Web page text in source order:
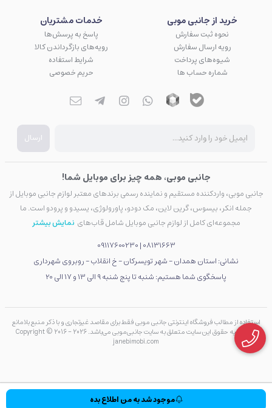
موجود شد به من اطلاع بده
خرید از جانبی موبی
نحوه ثبت سفارش
رویه ارسال سفارش
شیوه‌های پرداخت
شماره حساب ها
خدمات مشتریان
پاسخ به پرسش‌ها
رویه‌های بازگرداندن کالا
شرایط استفاده
حریم خصوصی
ارسال
جانبی موبی، همه چیز برای موبایل شما!
جانبی موبی، واردکننده مستقیم و نماینده رسمی برندهای معتبر لوازم جانبی موبایل از
جمله انکر، بیسوس، گرین لاین، مک دودو، پاورولوژی، یسیدو و پرودو است. ما
مجموعه‌ای کامل از لوازم جانبی موبایل شامل قاب‌های نمایش بیشتر
08131663 |
09117600230
نشانی: استان همدان - شهر تویسرکان - خ انقلاب - روبروی شهرداری
پاسخگوی شما هستیم: شنبه تا پنج شنبه 9 الی 13 و 17 الی 20
استفاده از مطالب فروشگاه اینترنتی جانبی موبی فقط برای مقاصد غیرتجاری و با ذکر منبع بلامانع
است. کلیه حقوق این سایت متعلق به سایت جانبی‌موبی می‌باشد. Copyright © 2016 - 2026
janebimobi.com